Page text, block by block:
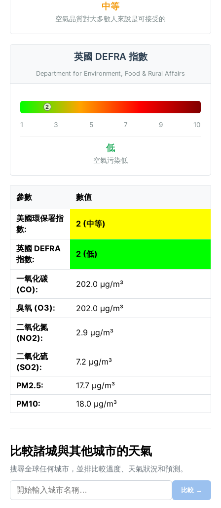
中等
空氣品質對大多數人來說是可接受的
英國 DEFRA 指數
Department for Environment, Food & Rural Affairs
2
1 3 5 7 9 10
低
空氣污染低
參數 數值
美國環保署指
數:
2 (中等)
英國 DEFRA
指數:
2 (低)
一氧化碳
(CO):
202.0 µg/m³
臭氧 (O3):
202.0 µg/m³
二氧化氮
(NO2):
2.9 µg/m³
二氧化硫
(SO2):
7.2 µg/m³
PM2.5:
17.7 µg/m³
PM10:
18.0 µg/m³
比較諸城與其他城市的天氣
搜尋全球任何城市，並排比較溫度、天氣狀況和預測。
比較 →